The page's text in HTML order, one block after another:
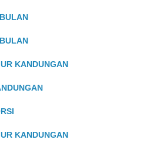
KANDUNGAN
KANDUNGAN